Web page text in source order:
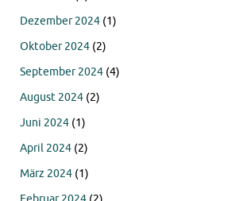
Dezember 2024 (1)
Oktober 2024 (2)
September 2024 (4)
August 2024 (2)
Juni 2024 (1)
April 2024 (2)
März 2024 (1)